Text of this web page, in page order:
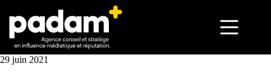
29 juin 2021